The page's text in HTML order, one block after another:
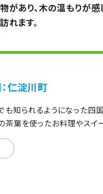
があり、木の温もりが
れます。
仁淀川町
も知られるようになった
茶葉を使ったお料理やス